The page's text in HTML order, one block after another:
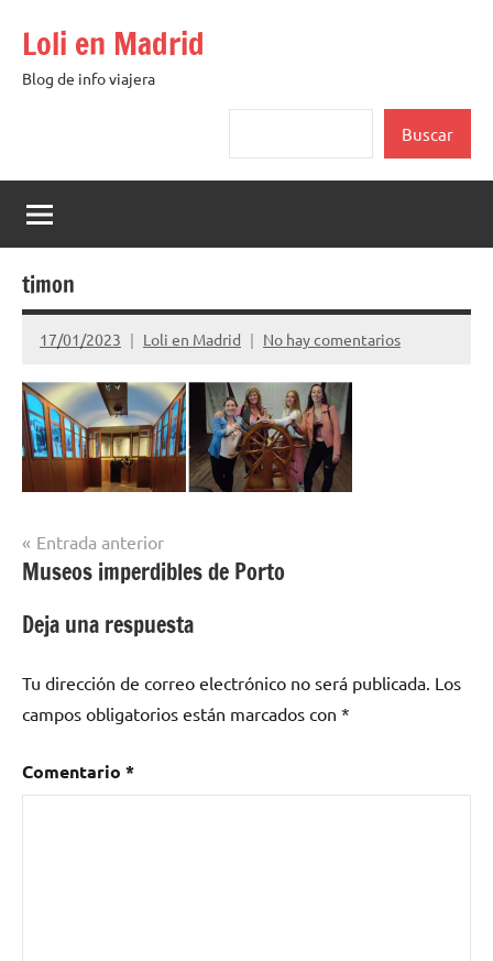
contenido
Loli en Madrid
Blog de info viajera
Buscar
timon
17/01/2023 Loli en Madrid No hay comentarios
Navegación
de
entradas
Entrada anterior
Museos imperdibles de Porto
Deja una respuesta
Tu dirección de correo electrónico no será publicada. Los
campos obligatorios están marcados con *
Comentario *